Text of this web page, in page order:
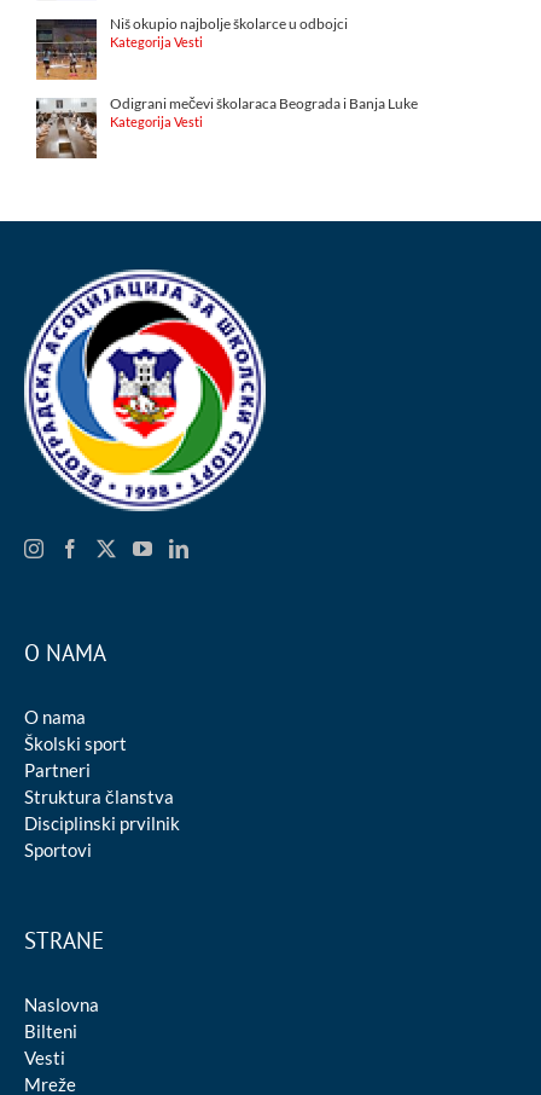
Niš okupio najbolje školarce u odbojci
Kategorija Vesti
Odigrani mečevi školaraca Beograda i Banja Luke
Kategorija Vesti
O NAMA
O nama
Školski sport
Partneri
Struktura članstva
Disciplinski prvilnik
Sportovi
STRANE
Naslovna
Bilteni
Vesti
Mreže